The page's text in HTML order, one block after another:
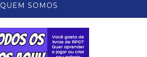
QUEM SOMOS